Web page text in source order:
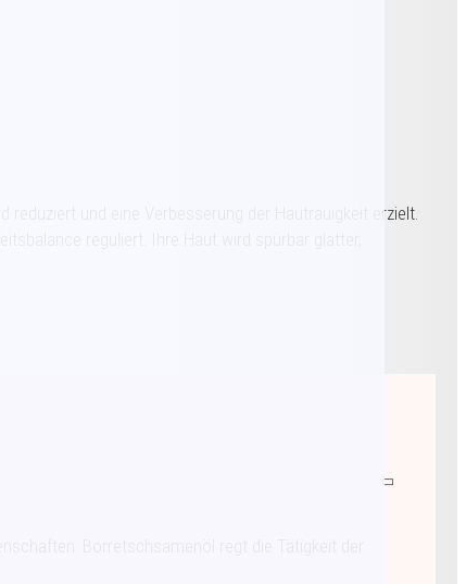
und eine Verbesserung der Hautrauigkeit erzielt.
reguliert. Ihre Haut wird spürbar glatter,
Borretschsamenöl regt die Tätigkeit der